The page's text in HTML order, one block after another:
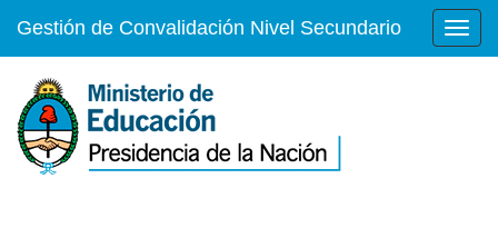
Gestión de Convalidación Nivel Secundario